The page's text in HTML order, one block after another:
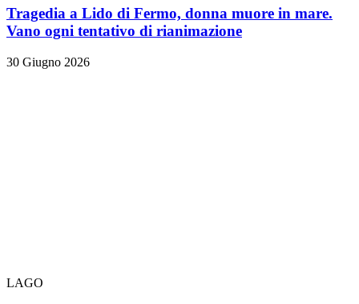
Tragedia a Lido di Fermo, donna muore in mare.
Vano ogni tentativo di rianimazione
30 Giugno 2026
LAGO